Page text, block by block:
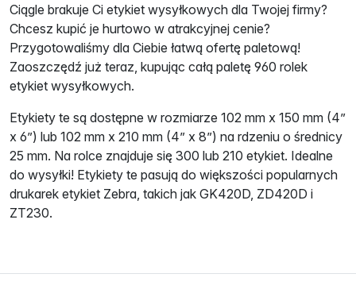
Ciągle brakuje Ci etykiet wysyłkowych dla Twojej firmy?
Chcesz kupić je hurtowo w atrakcyjnej cenie?
Przygotowaliśmy dla Ciebie łatwą ofertę paletową!
Zaoszczędź już teraz, kupując całą paletę 960 rolek
etykiet wysyłkowych.
Etykiety te są dostępne w rozmiarze 102 mm x 150 mm (4”
x 6”) lub 102 mm x 210 mm (4” x 8”) na rdzeniu o średnicy
25 mm. Na rolce znajduje się 300 lub 210 etykiet. Idealne
do wysyłki! Etykiety te pasują do większości popularnych
drukarek etykiet Zebra, takich jak GK420D, ZD420D i
ZT230.